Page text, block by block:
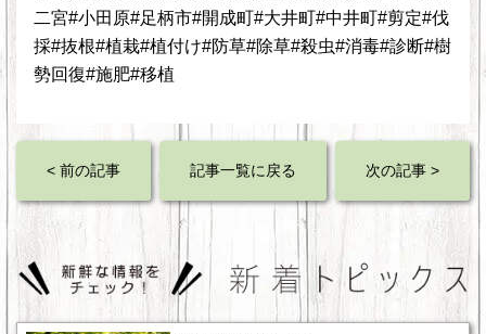
二宮#小田原#足柄市#開成町#大井町#中井町#剪定#伐
採#抜根#植栽#植付け#防草#除草#殺虫#消毒#診断#樹
勢回復#施肥#移植
< 前の記事 記事一覧に戻る 次の記事 >